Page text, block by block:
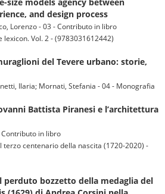
and design process
Lorenzo - 03 - Contributo in libro
Vol. 2 - (9783031612442)
del Tevere urbano: storie,
Ilaria; Mornati, Stefania - 04 - Monografia
Battista Piranesi e l’architettura
in libro
terzo centenario della nascita (1720-2020) -
perduto bozzetto della medaglia del